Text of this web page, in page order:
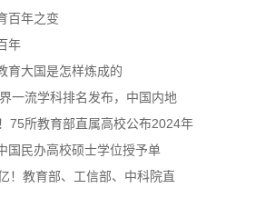
百年之变
年
育大国是怎样炼成的
一流学科排名发布，中国内地
75所教育部直属高校公布2024年
国民办高校硕士学位授予单
！教育部、工信部、中科院直